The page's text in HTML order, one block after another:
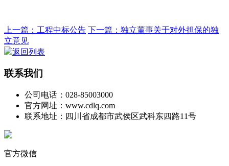
上一篇：工程中标公告 下一篇：独立董事关于对外担保的独
立意见
返回列表
联系我们
公司电话：028-85003000
官方网址：www.cdlq.com
联系地址：四川省成都市武侯区武科东四路11号
官方微信